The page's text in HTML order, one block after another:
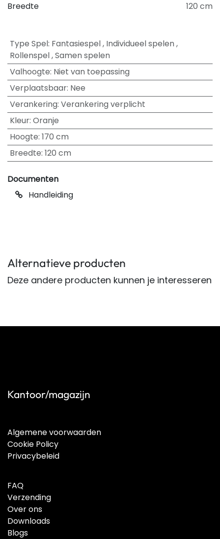
Breedte
120 cm
Type Spel: Fantasiespel, Individueel spelen,
Rollenspel,Samen spelen
Valhoogte: Niet van toepassing
Verplaatsbaar: Nee
Verankering: Verankering verplicht
Kleur: Oranje
Hoogte: 170 cm
Breedte: 120 cm
Documenten
Handleiding
Alternatieve producten
Deze andere producten kunnen je interesseren
Kantoor/magazijn
Algemene voorwaarden
Cookie Policy
Privacybeleid
FAQ
Verzending
Over ons
Downloads
Blogs